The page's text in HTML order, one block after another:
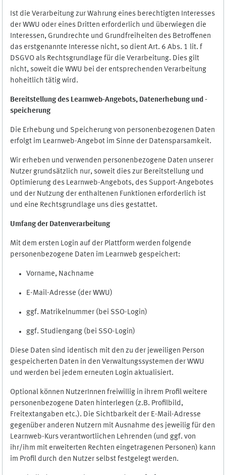
Ist die Verarbeitung zur Wahrung eines berechtigten Interesses
der WWU oder eines Dritten erforderlich und überwiegen die
Interessen, Grundrechte und Grundfreiheiten des Betroffenen
das erstgenannte Interesse nicht, so dient Art. 6 Abs. 1 lit. f
DSGVO als Rechtsgrundlage für die Verarbeitung. Dies gilt
nicht, soweit die WWU bei der entsprechenden Verarbeitung
hoheitlich tätig wird.
Bereitstellung des Learnweb-Angebots, Datenerhebung und -
speicherung
Die Erhebung und Speicherung von personenbezogenen Daten
erfolgt im Learnweb-Angebot im Sinne der Datensparsamkeit.
Wir erheben und verwenden personenbezogene Daten unserer
Nutzer grundsätzlich nur, soweit dies zur Bereitstellung und
Optimierung des Learnweb-Angebots, des Support-Angebotes
und der Nutzung der enthaltenen Funktionen erforderlich ist
und eine Rechtsgrundlage uns dies gestattet.
Umfang der Datenverarbeitung
Mit dem ersten Login auf der Plattform werden folgende
personenbezogene Daten im Learnweb gespeichert:
Vorname, Nachname
E-Mail-Adresse (der WWU)
ggf. Matrikelnummer (bei SSO-Login)
ggf. Studiengang (bei SSO-Login)
Diese Daten sind identisch mit den zu der jeweiligen Person
gespeicherten Daten in den Verwaltungssystemen der WWU
und werden bei jedem erneuten Login aktualisiert.
Optional können NutzerInnen freiwillig in ihrem Profil weitere
personenbezogene Daten hinterlegen (z.B. Profilbild,
Freitextangaben etc.). Die Sichtbarkeit der E-Mail-Adresse
gegenüber anderen Nutzern mit Ausnahme des jeweilig für den
Learnweb-Kurs verantwortlichen Lehrenden (und ggf. von
ihr/ihm mit erweiterten Rechten eingetragenen Personen) kann
im Profil durch den Nutzer selbst festgelegt werden.